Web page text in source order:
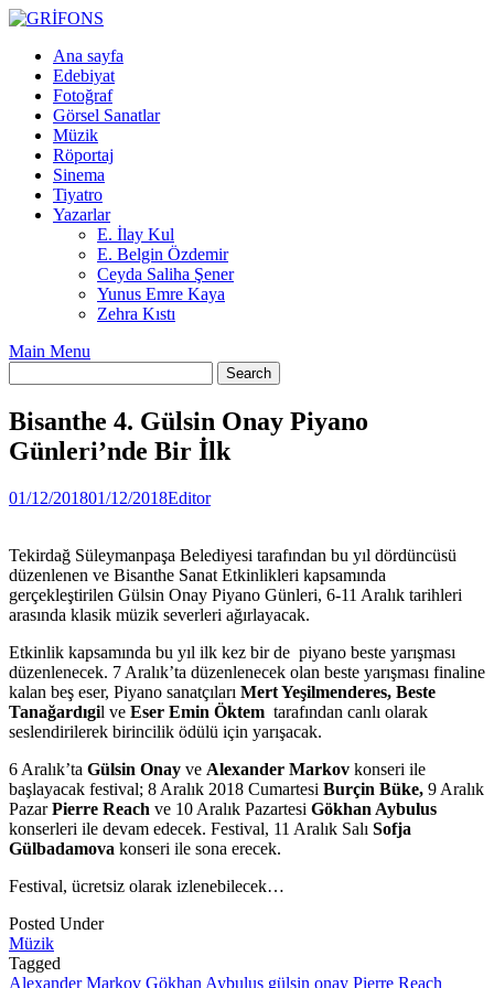
Skip
contentAna sayfa
Edebiyat
Fotoğraf
Görsel Sanatlar
Müzik
Röportaj
Sinema
Tiyatro
Yazarlar
E. İlay Kul
E. Belgin Özdemir
Ceyda Saliha Şener
Yunus Emre Kaya
Zehra Kıstı
Main Menu
Bisanthe 4. Gülsin Onay Piyano
Günleri’nde Bir İlk
01/12/201801/12/2018Editor
Tekirdağ Süleymanpaşa Belediyesi tarafından bu yıl dördüncüsü
düzenlenen ve Bisanthe Sanat Etkinlikleri kapsamında
gerçekleştirilen Gülsin Onay Piyano Günleri, 6-11 Aralık tarihleri
arasında klasik müzik severleri ağırlayacak.
Etkinlik kapsamında bu yıl ilk kez bir de piyano beste yarışması
düzenlenecek. 7 Aralık’ta düzenlenecek olan beste yarışması finaline
kalan beş eser, Piyano sanatçıları Mert Yeşilmenderes, Beste
Tanağardıgil ve Eser Emin Öktem tarafından canlı olarak
seslendirilerek birincilik ödülü için yarışacak.
6 Aralık’ta Gülsin Onay ve Alexander Markov konseri ile
başlayacak festival; 8 Aralık 2018 Cumartesi Burçin Büke, 9 Aralık
PazarPierre Reach ve 10 Aralık Pazartesi Gökhan Aybulus
konserleri ile devam edecek. Festival, 11 Aralık Salı Sofja
Gülbadamova konseri ile sona erecek.
Festival, ücretsiz olarak izlenebilecek…
Posted Under
Müzik
Tagged
Alexander Markov Gökhan Aybulus gülsin onay Pierre Reach